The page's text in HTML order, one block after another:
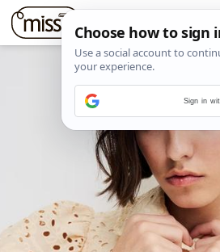
Sign in